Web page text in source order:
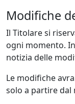
Modifiche
Il Titolare si
ogni momento.
notizia delle
Le modifiche
solo a partire